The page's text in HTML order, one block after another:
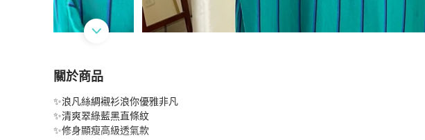
關於商品
關於LANVIN Silk Shirt商品詳情與購買須知
✨浪凡絲綢襯衫浪你優雅非凡
✨清爽翠綠藍黑直條紋
✨修身顯瘦高級透氣款